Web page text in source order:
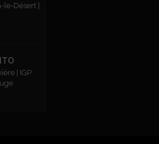
Désert |
| IGP